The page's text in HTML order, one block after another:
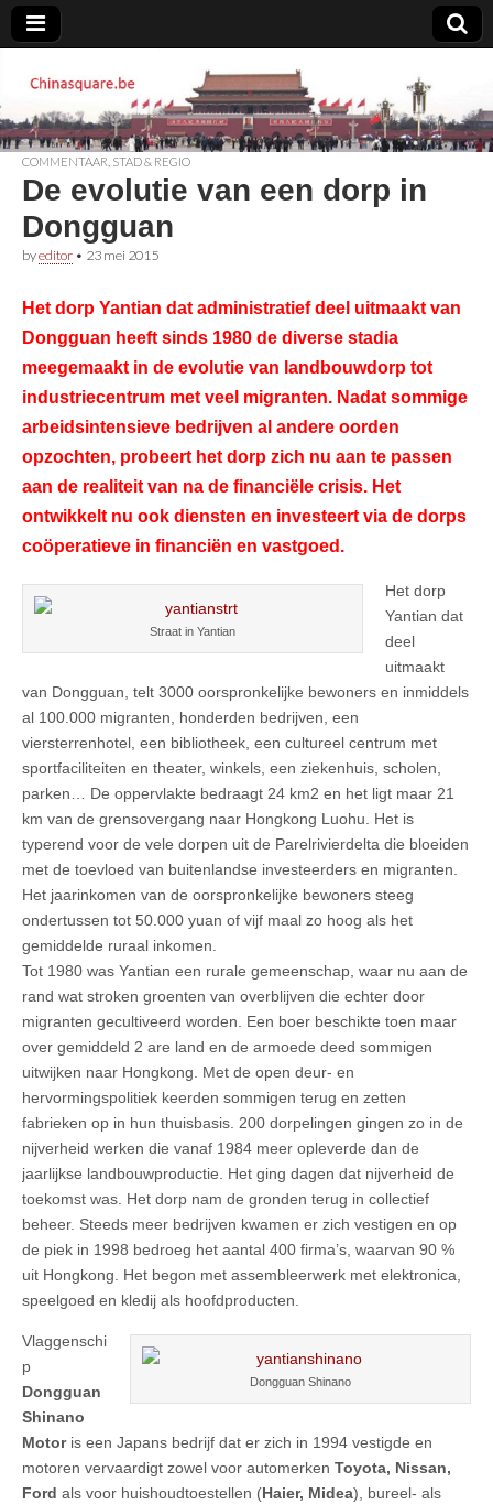
Chinasquare.be
COMMENTAAR STAD & REGIO
De evolutie van een dorp in
Dongguan
byeditor • 23 mei 2015
Het dorp Yantian dat administratief deel uitmaakt van
Dongguan heeft sinds 1980 de diverse stadia
meegemaakt in de evolutie van landbouwdorp tot
industriecentrum met veel migranten. Nadat sommige
arbeidsintensieve bedrijven al andere oorden
opzochten, probeert het dorp zich nu aan te passen
aan de realiteit van na de financiële crisis. Het
ontwikkelt nu ook diensten en investeert via de dorps
coöperatieve in financiën en vastgoed.
Straat in Yantian
Het dorp
Yantian dat
deel
uitmaakt
van Dongguan, telt 3000 oorspronkelijke bewoners en inmiddels
al 100.000 migranten, honderden bedrijven, een
viersterrenhotel, een bibliotheek, een cultureel centrum met
sportfaciliteiten en theater, winkels, een ziekenhuis, scholen,
parken… De oppervlakte bedraagt 24 km2 en het ligt maar 21
km van de grensovergang naar Hongkong Luohu. Het is
typerend voor de vele dorpen uit de Parelrivierdelta die bloeiden
met de toevloed van buitenlandse investeerders en migranten.
Het jaarinkomen van de oorspronkelijke bewoners steeg
ondertussen tot 50.000 yuan of vijf maal zo hoog als het
gemiddelde ruraal inkomen.
Tot 1980 was Yantian een rurale gemeenschap, waar nu aan de
rand wat stroken groenten van overblijven die echter door
migranten gecultiveerd worden. Een boer beschikte toen maar
over gemiddeld 2 are land en de armoede deed sommigen
uitwijken naar Hongkong. Met de open deur- en
hervormingspolitiek keerden sommigen terug en zetten
fabrieken op in hun thuisbasis. 200 dorpelingen gingen zo in de
nijverheid werken die vanaf 1984 meer opleverde dan de
jaarlijkse landbouwproductie. Het ging dagen dat nijverheid de
toekomst was. Het dorp nam de gronden terug in collectief
beheer. Steeds meer bedrijven kwamen er zich vestigen en op
de piek in 1998 bedroeg het aantal 400 firma’s, waarvan 90 %
uit Hongkong. Het begon met assembleerwerk met elektronica,
speelgoed en kledij als hoofdproducten.
Dongguan Shinano
Vlaggenschi
p
Dongguan
Shinano
Motoris een Japans bedrijf dat er zich in 1994 vestigde en
motoren vervaardigt zowel voor automerken Toyota, Nissan,
Ford als voor huishoudtoestellen (Haier, Midea), bureel- als